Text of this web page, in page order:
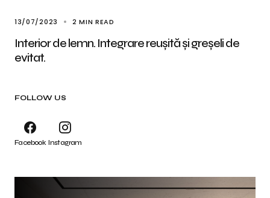
13/07/2023 2 MIN READ
Interior de lemn. Integrare reușită și greșeli de
evitat.
FOLLOW US
Facebook Instagram